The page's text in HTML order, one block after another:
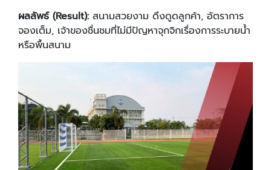
ผลลัพธ์ (Result): สนามสวยงาม ดึงดูดลูกค้า, อัตราการ
จองเต็ม, เจ้าของชื่นชมที่ไม่มีปัญหาจุกจิกเรื่องการระบายน้ำ
หรือพื้นสนาม